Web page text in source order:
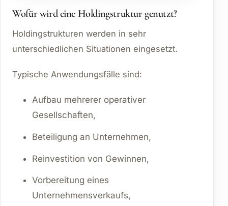
Wofür wird eine Holdingstruktur genutzt?
Holdingstrukturen werden in sehr
unterschiedlichen Situationen eingesetzt.
Typische Anwendungsfälle sind:
Aufbau mehrerer operativer
Gesellschaften,
Beteiligung an Unternehmen,
Reinvestition von Gewinnen,
Vorbereitung eines
Unternehmensverkaufs,